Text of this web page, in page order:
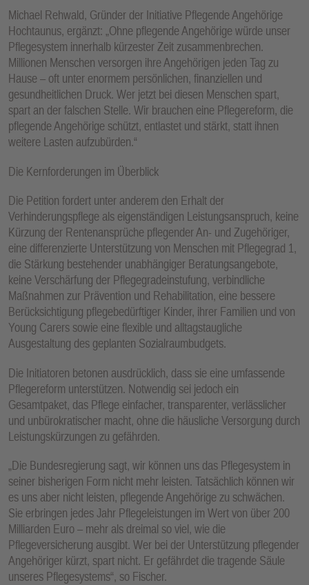
Michael Rehwald, Gründer der Initiative Pflegende Angehörige
Hochtaunus, ergänzt: „Ohne pflegende Angehörige würde unser
Pflegesystem innerhalb kürzester Zeit zusammenbrechen.
Millionen Menschen versorgen ihre Angehörigen jeden Tag zu
Hause – oft unter enormem persönlichen, finanziellen und
gesundheitlichen Druck. Wer jetzt bei diesen Menschen spart,
spart an der falschen Stelle. Wir brauchen eine Pflegereform, die
pflegende Angehörige schützt, entlastet und stärkt, statt ihnen
weitere Lasten aufzubürden.“
Die Kernforderungen im Überblick
Die Petition fordert unter anderem den Erhalt der
Verhinderungspflege als eigenständigen Leistungsanspruch, keine
Kürzung der Rentenansprüche pflegender An- und Zugehöriger,
eine differenzierte Unterstützung von Menschen mit Pflegegrad 1,
die Stärkung bestehender unabhängiger Beratungsangebote,
keine Verschärfung der Pflegegradeinstufung, verbindliche
Maßnahmen zur Prävention und Rehabilitation, eine bessere
Berücksichtigung pflegebedürftiger Kinder, ihrer Familien und von
Young Carers sowie eine flexible und alltagstaugliche
Ausgestaltung des geplanten Sozialraumbudgets.
Die Initiatoren betonen ausdrücklich, dass sie eine umfassende
Pflegereform unterstützen. Notwendig sei jedoch ein
Gesamtpaket, das Pflege einfacher, transparenter, verlässlicher
und unbürokratischer macht, ohne die häusliche Versorgung durch
Leistungskürzungen zu gefährden.
„Die Bundesregierung sagt, wir können uns das Pflegesystem in
seiner bisherigen Form nicht mehr leisten. Tatsächlich können wir
es uns aber nicht leisten, pflegende Angehörige zu schwächen.
Sie erbringen jedes Jahr Pflegeleistungen im Wert von über 200
Milliarden Euro – mehr als dreimal so viel, wie die
Pflegeversicherung ausgibt. Wer bei der Unterstützung pflegender
Angehöriger kürzt, spart nicht. Er gefährdet die tragende Säule
unseres Pflegesystems“, so Fischer.